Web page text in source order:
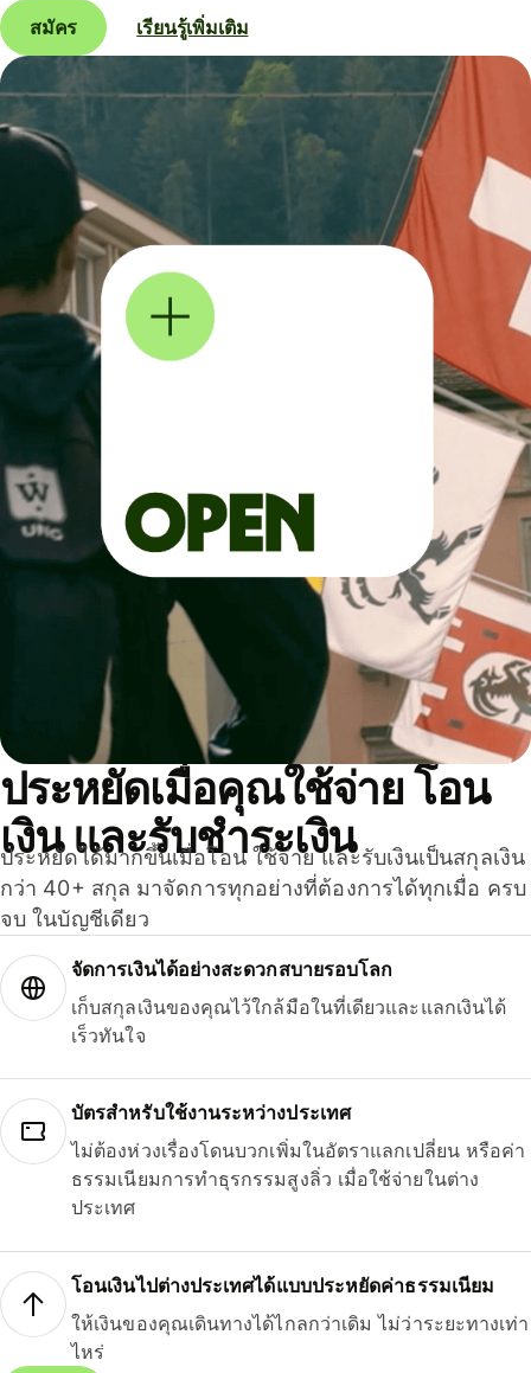
สมัคร เรียนรู้เพิ่มเติม
ประหยัดเมื่อคุณใช้จ่าย โอน
เงิน และรับชำระเงิน
ประหยัดได้มากขึ้นเมื่อโอน ใช้จ่าย และรับเงินเป็นสกุลเงิน
กว่า 40+ สกุล มาจัดการทุกอย่างที่ต้องการได้ทุกเมื่อ ครบ
จบ ในบัญชีเดียว
จัดการเงินได้อย่างสะดวกสบายรอบโลก
เก็บสกุลเงินของคุณไว้ใกล้มือในที่เดียวและแลกเงินได้
เร็วทันใจ
บัตรสำหรับใช้งานระหว่างประเทศ
ไม่ต้องห่วงเรื่องโดนบวกเพิ่มในอัตราแลกเปลี่ยน หรือค่า
ธรรมเนียมการทำธุรกรรมสูงลิ่ว เมื่อใช้จ่ายในต่าง
ประเทศ
โอนเงินไปต่างประเทศได้แบบประหยัดค่าธรรมเนียม
ให้เงินของคุณเดินทางได้ไกลกว่าเดิม ไม่ว่าระยะทางเท่า
ไหร่